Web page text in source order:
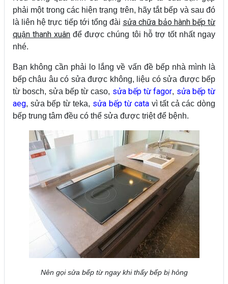
phải một trong các hiện trạng trên, hãy tắt bếp và sau đó
là liên hệ trực tiếp tới tổng đài sửa chữa bảo hành bếp từ
quận thanh xuân để được chúng tôi hỗ trợ tốt nhất ngay
nhé.
Bạn không cần phải lo lắng về vấn đề bếp nhà mình là
bếp châu âu có sửa được không, liệu có sửa được bếp
từ bosch, sửa bếp từ caso, sửa bếp từ fagor, sửa bếp từ
aeg, sửa bếp từ teka, sửa bếp từ catavì tất cả các dòng
bếp trung tâm đều có thể sửa được triệt để bệnh.
Nên gọi sửa bếp từ ngay khi thấy bếp bị hỏng